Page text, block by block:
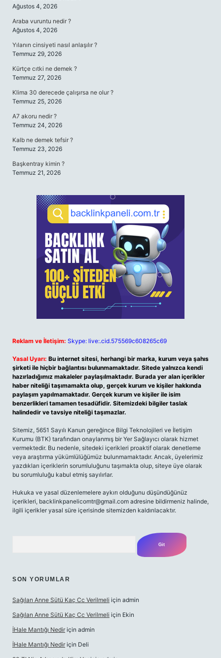
Ağustos 4, 2026
Araba vuruntu nedir ?
Ağustos 4, 2026
Yılanın cinsiyeti nasıl anlaşılır ?
Temmuz 29, 2026
Kürtçe cıtki ne demek ?
Temmuz 27, 2026
Klima 30 derecede çalışırsa ne olur ?
Temmuz 25, 2026
A7 akoru nedir ?
Temmuz 24, 2026
Kalb ne demek tefsir ?
Temmuz 23, 2026
Başkentray kimin ?
Temmuz 21, 2026
Reklam ve İletişim: Skype: live:.cid.575569c608265c69
Yasal Uyarı: Bu internet sitesi, herhangi bir marka, kurum veya şahıs
şirketi ile hiçbir bağlantısı bulunmamaktadır. Sitede yalnızca kendi
hazırladığımız makaleler paylaşılmaktadır. Burada yer alan içerikler
haber niteliği taşımamakta olup, gerçek kurum ve kişiler hakkında
paylaşım yapılmamaktadır. Gerçek kurum ve kişiler ile isim
benzerlikleri tamamen tesadüfidir. Sitemizdeki bilgiler taslak
halindedir ve tavsiye niteliği taşımazlar.
Sitemiz, 5651 Sayılı Kanun gereğince Bilgi Teknolojileri ve İletişim
Kurumu (BTK) tarafından onaylanmış bir Yer Sağlayıcı olarak hizmet
vermektedir. Bu nedenle, sitedeki içerikleri proaktif olarak denetleme
veya araştırma yükümlülüğümüz bulunmamaktadır. Ancak, üyelerimiz
yazdıkları içeriklerin sorumluluğunu taşımakta olup, siteye üye olarak
bu sorumluluğu kabul etmiş sayılırlar.
Hukuka ve yasal düzenlemelere aykırı olduğunu düşündüğünüz
içerikleri, backlinkpanelicomtr@gmail.com adresine bildirmeniz halinde,
ilgili içerikler yasal süre içerisinde sitemizden kaldırılacaktır.
SON YORUMLAR
Sağılan Anne Sütü Kaç Cc Verilmeli için admin
Sağılan Anne Sütü Kaç Cc Verilmeli için Ekin
İHale Mantığı Nedir için admin
İHale Mantığı Nedir için Deli